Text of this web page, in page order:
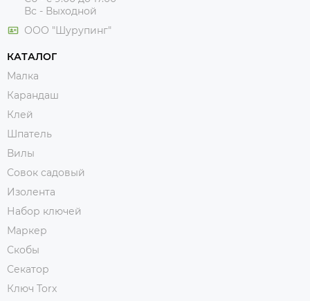
Вс - Выходной
ООО "Шурупинг"
КАТАЛОГ
Малка
Карандаш
Клей
Шпатель
Вилы
Совок садовый
Изолента
Набор ключей
Маркер
Скобы
Секатор
Ключ Torx